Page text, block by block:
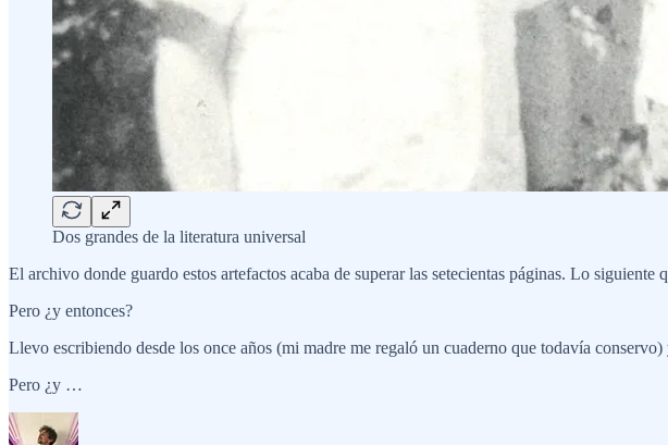
Dos grandes de la literatura universal
El archivo donde guardo estos artefactos acaba de superar las setecientas páginas. Lo siguiente
Pero ¿y entonces?
Llevo escribiendo desde los once años (mi madre me regaló un cuaderno que todavía
Pero ¿y …